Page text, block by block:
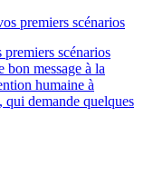
scénarios
message à la
humaine à
qui demande quelques